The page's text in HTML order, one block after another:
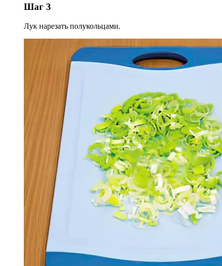
Шаг 3
Лук нарезать полукольцами.